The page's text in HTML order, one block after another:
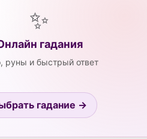
✨
гадания
руны и быстрый ответ
гадание →